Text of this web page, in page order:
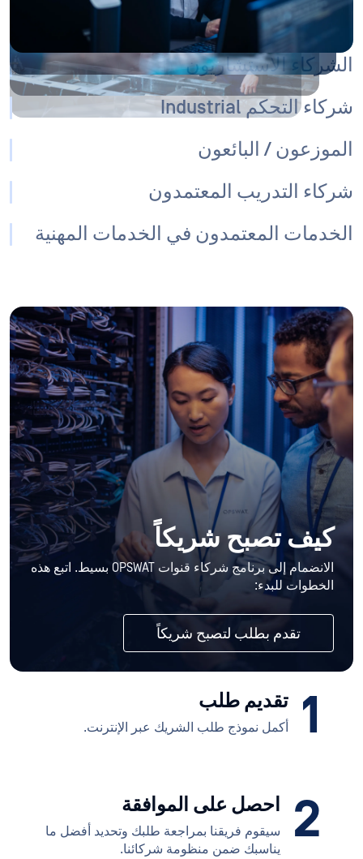
الشركاء الاستشاريون
شركاء التحكم Industrial
الموزعون / البائعون
شركاء التدريب المعتمدون
الخدمات المعتمدون في الخدمات المهنية
كيف تصبحشريكاً
الانضمام إلى برنامج شركاء قنوات OPSWAT بسيط.
اتبع هذه
الخطوات للبدء:
تقدم بطلب لتصبح شريكاً
1 تقديم طلب
أكمل نموذج طلب الشريك عبر الإنترنت.
2 احصل على الموافقة
سيقوم فريقنا بمراجعة طلبك وتحديد أفضل ما
يناسبك ضمن منظومة شركائنا.